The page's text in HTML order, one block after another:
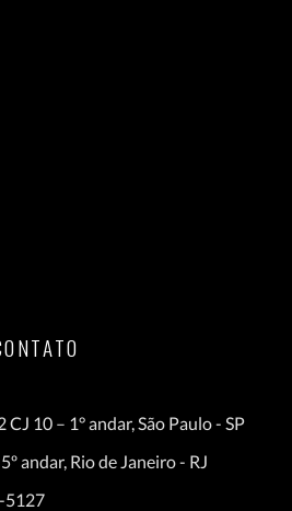
10 – 1° andar, São Paulo - SP
andar, Rio de Janeiro - RJ
5127